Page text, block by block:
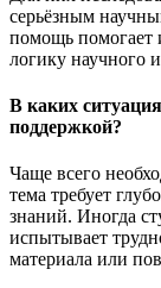
серьёзным
помощь помогает
логику научного
В каких
поддержкой?
Чаще всего
тема требует
знаний. Иногда
испытывает
материала или